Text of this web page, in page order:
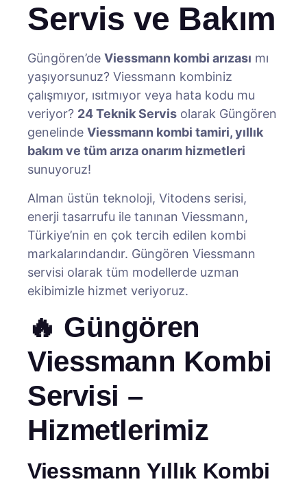
Servis ve Bakım
Güngören’de Viessmann kombi arızası mı
yaşıyorsunuz? Viessmann kombiniz
çalışmıyor, ısıtmıyor veya hata kodu mu
veriyor? 24 Teknik Servis olarak Güngören
genelinde Viessmann kombi tamiri, yıllık
bakım ve tüm arıza onarım hizmetleri
sunuyoruz!
Alman üstün teknoloji, Vitodens serisi,
enerji tasarrufu ile tanınan Viessmann,
Türkiye’nin en çok tercih edilen kombi
markalarındandır. Güngören Viessmann
servisi olarak tüm modellerde uzman
ekibimizle hizmet veriyoruz.
🔥 Güngören
Viessmann Kombi
Servisi –
Hizmetlerimiz
Viessmann Yıllık Kombi